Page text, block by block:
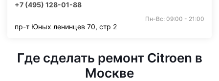
+7 (495) 128-01-88
Пн-Вс: 09:00 - 21:00
пр-т Юных ленинцев 70, стр 2
Где сделать ремонт Citroen в
Москве